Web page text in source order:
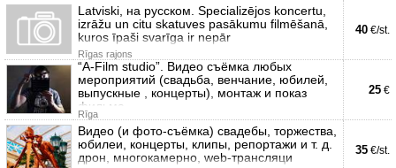
Latviski, на русском. Specializējos koncertu,
izrāžu un citu skatuves pasākumu filmēšanā,
kuros īpaši svarīga ir nepār
Rīgas rajons
40 €/st.
“A-Film studio”. Видео съёмка любых
мероприятий (свадьба, венчание, юбилей,
выпускные , концерты), монтаж и показ
фильма
Rīga
25 €
Видео (и фото-съёмка) свадебы, торжества,
юбилеи, концерты, клипы, репортажи и т. д.
дрон, многокамерно, web-трансляци
35 €/st.